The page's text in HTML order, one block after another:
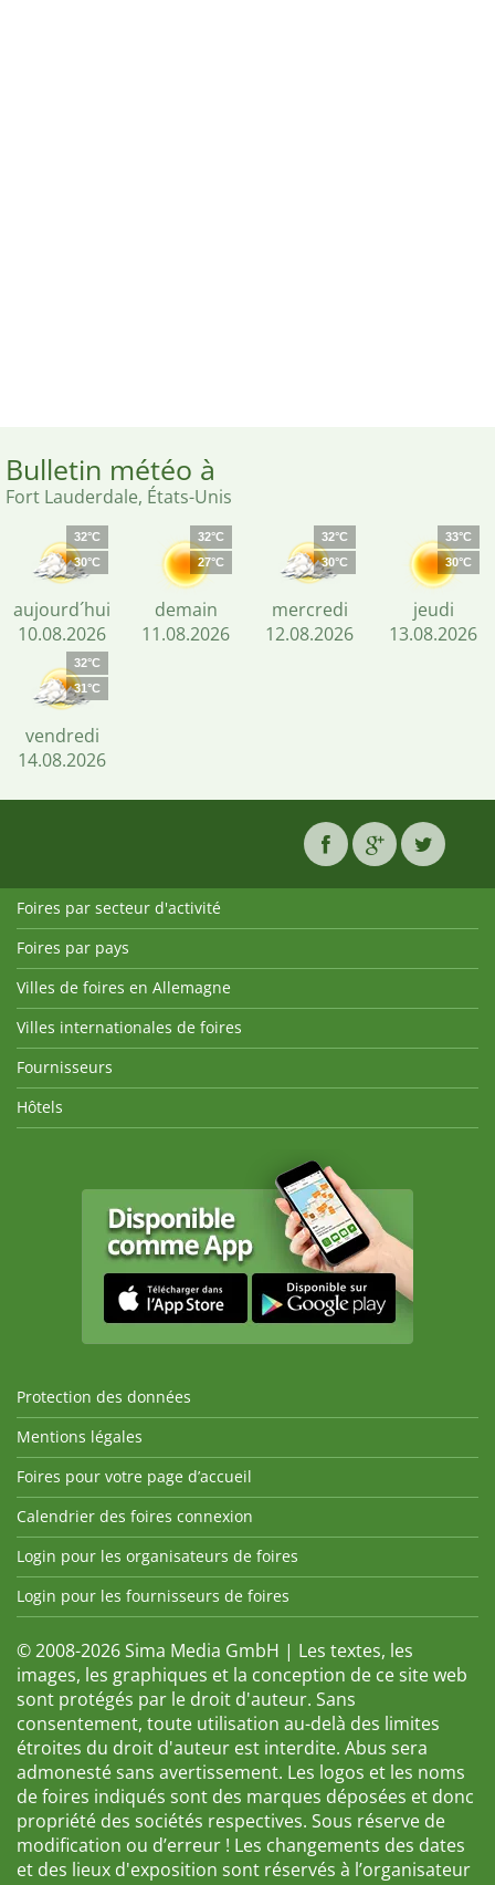
Bulletin météo à
Fort Lauderdale, États-Unis
32°C
30°C
aujourd´hui
10.08.2026
32°C
27°C
demain
11.08.2026
32°C
30°C
mercredi
12.08.2026
33°C
30°C
jeudi
13.08.2026
32°C
31°C
vendredi
14.08.2026
Foires par secteur d'activité
Foires par pays
Villes de foires en Allemagne
Villes internationales de foires
Fournisseurs
Hôtels
Protection des données
Mentions légales
Foires pour votre page d’accueil
Calendrier des foires connexion
Login pour les organisateurs de foires
Login pour les fournisseurs de foires
© 2008-2026 Sima Media GmbH | Les textes, les
images, les graphiques et la conception de ce site web
sont protégés par le droit d'auteur. Sans
consentement, toute utilisation au-delà des limites
étroites du droit d'auteur est interdite. Abus sera
admonesté sans avertissement. Les logos et les noms
de foires indiqués sont des marques déposées et donc
propriété des sociétés respectives. Sous réserve de
modification ou d’erreur ! Les changements des dates
et des lieux d'exposition sont réservés à l’organisateur